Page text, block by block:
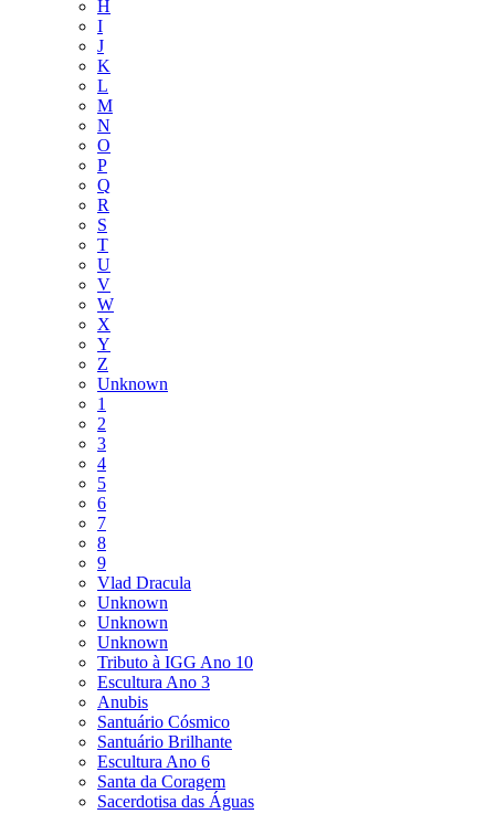
H
I
J
K
L
M
N
O
P
Q
R
S
T
U
V
W
X
Y
Z
Unknown
1
2
3
4
5
6
7
8
9
Vlad Dracula
Unknown
Unknown
Unknown
Tributo à IGG Ano 10
Escultura Ano 3
Anubis
Santuário Cósmico
Santuário Brilhante
Escultura Ano 6
Santa da Coragem
Sacerdotisa das Águas